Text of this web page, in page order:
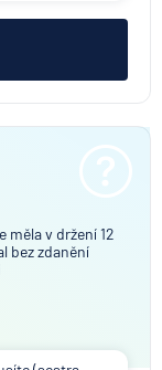
měla v držení 12
bez zdanění